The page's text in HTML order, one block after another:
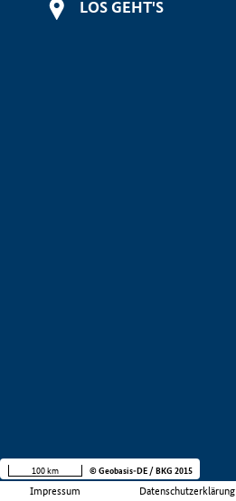
LOS GEHT'S
Impressum Datenschutzerklärung
100 km © Geobasis-DE / BKG 2015